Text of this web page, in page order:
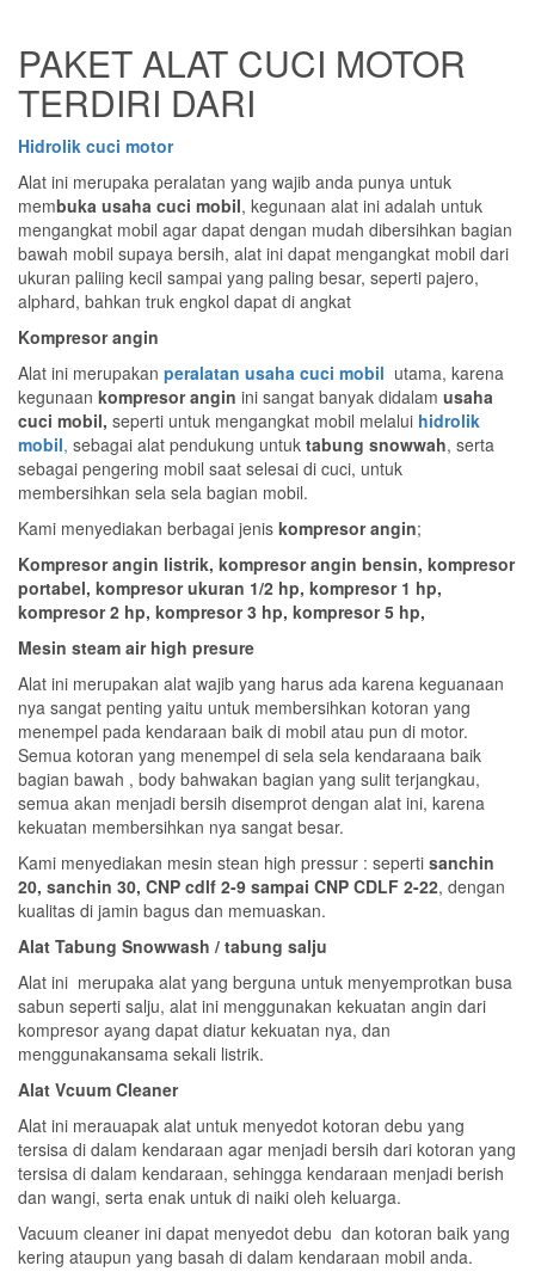
PAKET ALAT CUCI MOTOR
TERDIRI DARI
Hidrolik cuci motor
Alat ini merupaka peralatan yang wajib anda punya untuk
membuka usaha cuci mobil, kegunaan alat ini adalah untuk
mengangkat mobil agar dapat dengan mudah dibersihkan bagian
bawah mobil supaya bersih, alat ini dapat mengangkat mobil dari
ukuran paliing kecil sampai yang paling besar, seperti pajero,
alphard, bahkan truk engkol dapat di angkat
Kompresor angin
Alat ini merupakan peralatan usaha cuci mobil utama, karena
kegunaan kompresor angin ini sangat banyak didalam usaha
cuci mobil, seperti untuk mengangkat mobil melalui hidrolik
mobil, sebagai alat pendukung untuk tabung snowwah, serta
sebagai pengering mobil saat selesai di cuci, untuk
membersihkan sela sela bagian mobil.
Kami menyediakan berbagai jenis kompresor angin;
Kompresor angin listrik, kompresor angin bensin, kompresor
portabel, kompresor ukuran 1/2 hp, kompresor 1 hp,
kompresor 2 hp, kompresor 3 hp, kompresor 5 hp,
Mesin steam air high presure
Alat ini merupakan alat wajib yang harus ada karena keguanaan
nya sangat penting yaitu untuk membersihkan kotoran yang
menempel pada kendaraan baik di mobil atau pun di motor.
Semua kotoran yang menempel di sela sela kendaraana baik
bagian bawah , body bahwakan bagian yang sulit terjangkau,
semua akan menjadi bersih disemprot dengan alat ini, karena
kekuatan membersihkan nya sangat besar.
Kami menyediakan mesin stean high pressur : seperti sanchin
20, sanchin 30, CNP cdlf 2-9 sampai CNP CDLF 2-22, dengan
kualitas di jamin bagus dan memuaskan.
Alat Tabung Snowwash / tabung salju
Alat ini merupaka alat yang berguna untuk menyemprotkan busa
sabun seperti salju, alat ini menggunakan kekuatan angin dari
kompresor ayang dapat diatur kekuatan nya, dan
menggunakansama sekali listrik.
Alat Vcuum Cleaner
Alat ini merauapak alat untuk menyedot kotoran debu yang
tersisa di dalam kendaraan agar menjadi bersih dari kotoran yang
tersisa di dalam kendaraan, sehingga kendaraan menjadi berish
dan wangi, serta enak untuk di naiki oleh keluarga.
Vacuum cleaner ini dapat menyedot debu dan kotoran baik yang
kering ataupun yang basah di dalam kendaraan mobil anda.